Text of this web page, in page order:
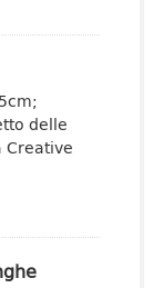
delle
Creative